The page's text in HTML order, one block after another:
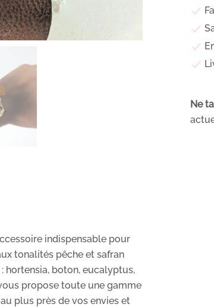
indispensable pour
tonalités pêche et safran
hortensia, boton, eucalyptus,
propose toute une gamme
plus près de vos envies et
Ne